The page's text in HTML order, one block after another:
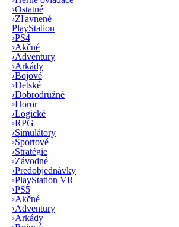
›Ostatné
›Zľavnené
PlayStation
›PS4
›Akčné
›Adventury
›Arkády
›Bojové
›Detské
›Dobrodružné
›Horor
›Logické
›RPG
›Simulátory
›Športové
›Stratégie
›Závodné
›Predobjednávky
›PlayStation VR
›PS5
›Akčné
›Adventury
›Arkády